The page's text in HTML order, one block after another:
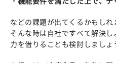
などの課題が出てくるかもしれ
そんな時は自社ですべて解決
力を借りることも検討しましょ